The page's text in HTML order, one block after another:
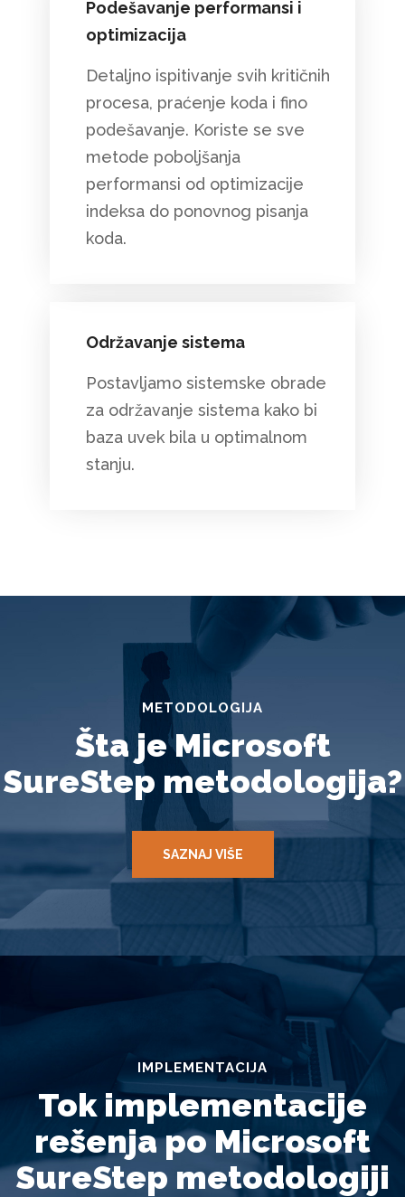
Podešavanje performansi i
optimizacija
Detaljno ispitivanje svih kritičnih
procesa, praćenje koda i fino
podešavanje. Koriste se sve
metode poboljšanja
performansi od optimizacije
indeksa do ponovnog pisanja
koda.
Održavanje sistema
Postavljamo sistemske obrade
za održavanje sistema kako bi
baza uvek bila u optimalnom
stanju.
METODOLOGIJA
Šta je Microsoft
SureStep metodologija?
SAZNAJ VIŠE
IMPLEMENTACIJA
Tok implementacije
rešenja po Microsoft
SureStep metodologiji